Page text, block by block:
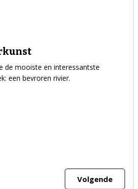
de mooiste en interessantste
een bevroren rivier.
Volgende